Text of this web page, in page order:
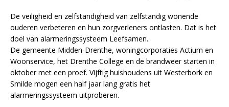
De veiligheid en zelfstandigheid van zelfstandig wonende
ouderen verbeteren en hun zorgverleners ontlasten. Dat is het
doel van alarmeringssysteem Leefsamen.
De gemeente Midden-Drenthe, woningcorporaties Actium en
Woonservice, het Drenthe College en de brandweer starten in
oktober met een proef. Vijftig huishoudens uit Westerbork en
Smilde mogen een half jaar lang gratis het
alarmeringssysteem uitproberen.